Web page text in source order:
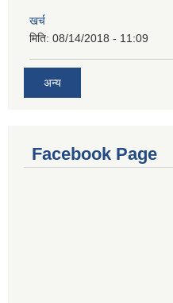
खर्च
मिति: 08/14/2018 - 11:09
अन्य
Facebook Page